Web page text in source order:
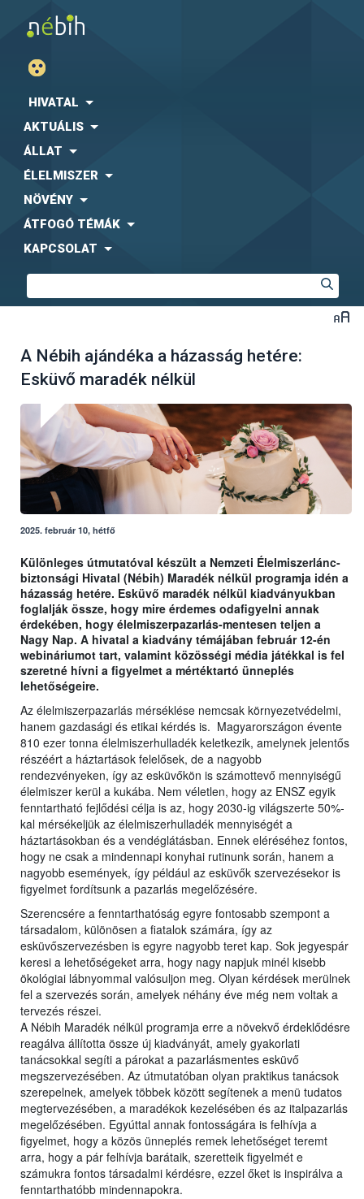
HIVATAL
AKTUÁLIS
ÁLLAT
ÉLELMISZER
NÖVÉNY
ÁTFOGÓ TÉMÁK
KAPCSOLAT
A Nébih ajándéka a házasság hetére:
Esküvő maradék nélkül
2025. február 10, hétfő
Különleges útmutatóval készült a Nemzeti Élelmiszerlánc-
biztonsági Hivatal (Nébih) Maradék nélkül programja idén a
házasság hetére. Esküvő maradék nélkül kiadványukban
foglalják össze, hogy mire érdemes odafigyelni annak
érdekében, hogy élelmiszerpazarlás-mentesen teljen a
Nagy Nap. A hivatal a kiadvány témájában február 12-én
webináriumot tart, valamint közösségi média játékkal is fel
szeretné hívni a figyelmet a mértéktartó ünneplés
lehetőségeire.
Az élelmiszerpazarlás mérséklése nemcsak környezetvédelmi,
hanem gazdasági és etikai kérdés is. Magyarországon évente
810 ezer tonna élelmiszerhulladék keletkezik, amelynek jelentős
részéért a háztartások felelősek, de a nagyobb
rendezvényeken, így az esküvőkön is számottevő mennyiségű
élelmiszer kerül a kukába. Nem véletlen, hogy az ENSZ egyik
fenntartható fejlődési célja is az, hogy 2030-ig világszerte 50%-
kal mérsékeljük az élelmiszerhulladék mennyiségét a
háztartásokban és a vendéglátásban. Ennek eléréséhez fontos,
hogy ne csak a mindennapi konyhai rutinunk során, hanem a
nagyobb események, így például az esküvők szervezésekor is
figyelmet fordítsunk a pazarlás megelőzésére.
Szerencsére a fenntarthatóság egyre fontosabb szempont a
társadalom, különösen a fiatalok számára, így az
esküvőszervezésben is egyre nagyobb teret kap. Sok jegyespár
keresi a lehetőségeket arra, hogy nagy napjuk minél kisebb
ökológiai lábnyommal valósuljon meg. Olyan kérdések merülnek
fel a szervezés során, amelyek néhány éve még nem voltak a
tervezés részei.
A Nébih Maradék nélkül programja erre a növekvő érdeklődésre
reagálva állította össze új kiadványát, amely gyakorlati
tanácsokkal segíti a párokat a pazarlásmentes esküvő
megszervezésében. Az útmutatóban olyan praktikus tanácsok
szerepelnek, amelyek többek között segítenek a menü tudatos
megtervezésében, a maradékok kezelésében és az italpazarlás
megelőzésében. Egyúttal annak fontosságára is felhívja a
figyelmet, hogy a közös ünneplés remek lehetőséget teremt
arra, hogy a pár felhívja barátaik, szeretteik figyelmét e
számukra fontos társadalmi kérdésre, ezzel őket is inspirálva a
fenntarthatóbb mindennapokra.